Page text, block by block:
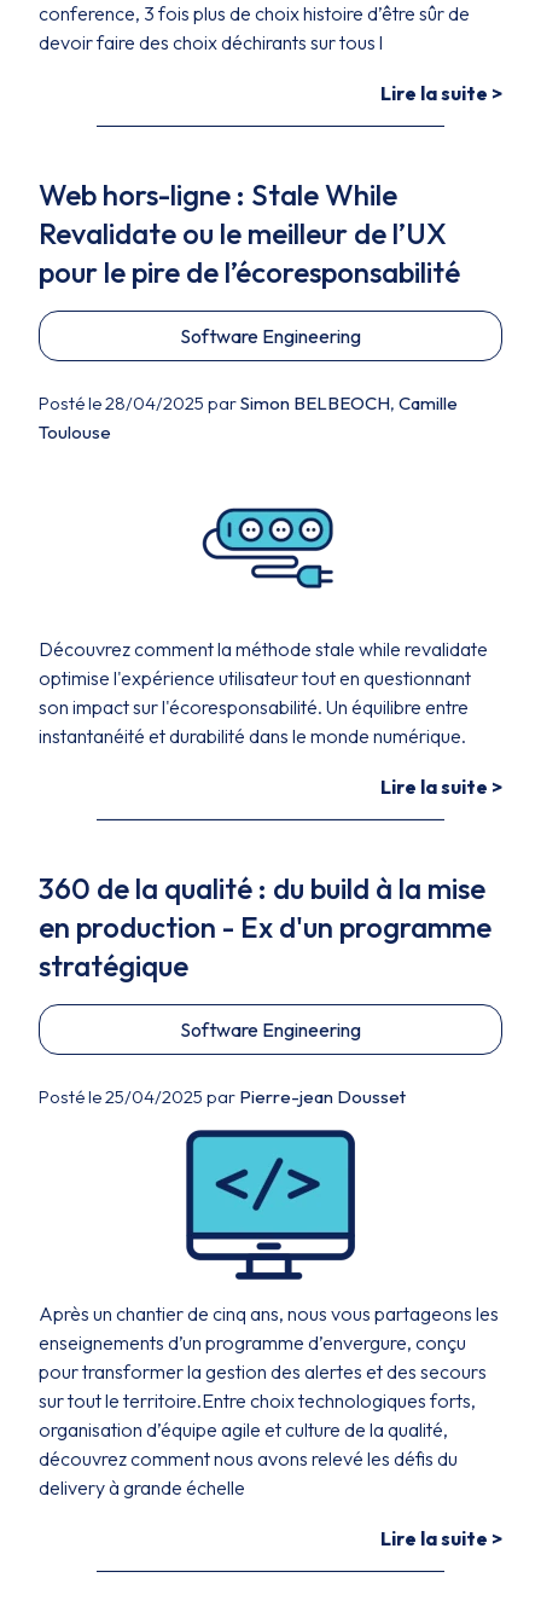
conference, 3 fois plus de choix histoire d’être sûr de
devoir faire des choix déchirants sur tous l
Lire la suite >
Web hors-ligne : Stale While
Revalidate ou le meilleur de l’UX
pour le pire de l’écoresponsabilité
Software Engineering
Posté le 28/04/2025 parSimon BELBEOCH, Camille
Toulouse
Découvrez comment la méthode stale while revalidate
optimise l'expérience utilisateur tout en questionnant
son impact sur l'écoresponsabilité. Un équilibre entre
instantanéité et durabilité dans le monde numérique.
Lire la suite >
360 de la qualité : du build à la mise
en production - Ex d'un programme
stratégique
Software Engineering
Posté le 25/04/2025 par Pierre-jean Dousset
Après un chantier de cinq ans, nous vous partageons les
enseignements d’un programme d’envergure, conçu
pour transformer la gestion des alertes et des secours
sur tout le territoire.Entre choix technologiques forts,
organisation d’équipe agile et culture de la qualité,
découvrez comment nous avons relevé les défis du
delivery à grande échelle
Lire la suite >